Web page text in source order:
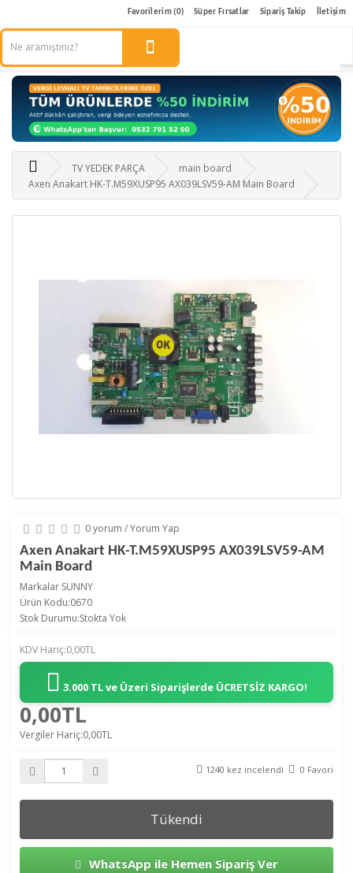
Favorilerim (0) Süper Fırsatlar Sipariş Takip İletişim
TV YEDEK PARÇA
main board
Axen Anakart HK-T.M59XUSP95 AX039LSV59-AM Main Board
0 yorum /Yorum Yap
Axen Anakart HK-T.M59XUSP95 AX039LSV59-AM
Main Board
Markalar SUNNY
Ürün Kodu:0670
Stok Durumu:Stokta Yok
KDV Hariç:0,00TL
3.000 TL ve Üzeri Siparişlerde ÜCRETSİZ KARGO!
0,00TL
Vergiler Hariç:0,00TL
1240 kez incelendi 0 Favori
Tükendi
WhatsApp ile Hemen Sipariş Ver